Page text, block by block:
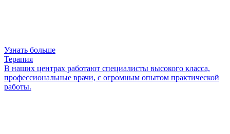
Узнать больше
Терапия
В наших центрах работают специалисты высокого класса,
профессиональные врачи, с огромным опытом практической
работы.